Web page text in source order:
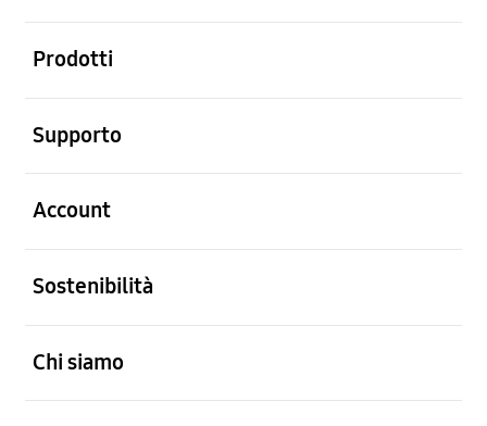
Prodotti
Supporto
Account
Sostenibilità
Chi siamo